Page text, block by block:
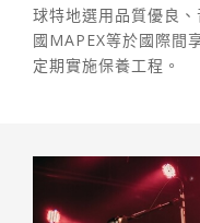
球特地選用品質優良
國MAPEX等於國際間
定期實施保養工程。